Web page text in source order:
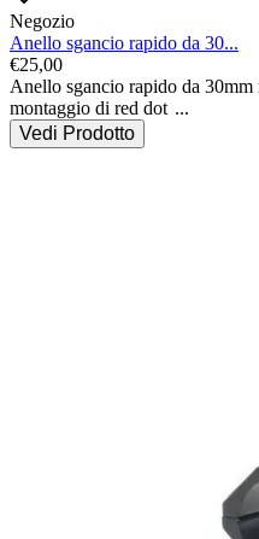
Negozio
Anello sgancio rapido da 30...
€25,00
Anello sgancio rapido da
montaggio di red dot ...
Vedi Prodotto